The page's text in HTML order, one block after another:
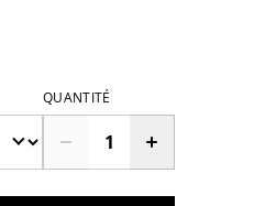
QUANTITÉ